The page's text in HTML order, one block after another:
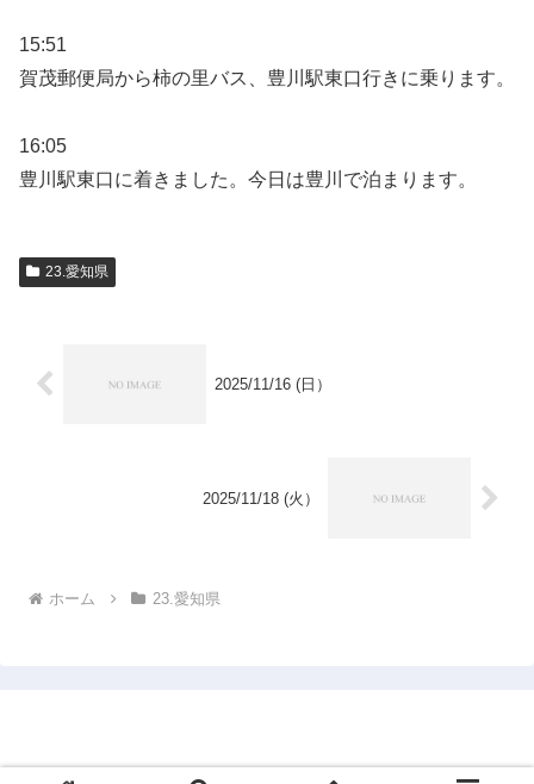
15:51
賀茂郵便局から柿の里バス、豊川駅東口行きに乗ります。
16:05
豊川駅東口に着きました。今日は豊川で泊まります。
23.愛知県
2025/11/16 (日）
2025/11/18 (火）
ホーム 23.愛知県